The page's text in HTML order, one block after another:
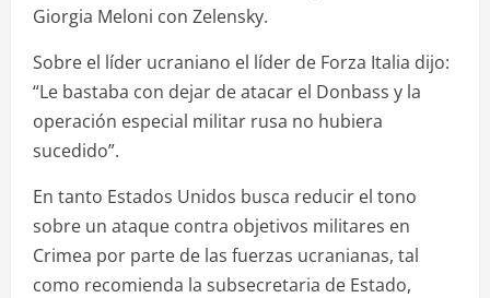
Giorgia Meloni con Zelensky.
Sobre el líder ucraniano el líder de Forza Italia dijo:
“Le bastaba con dejar de atacar el Donbass y la
operación especial militar rusa no hubiera
sucedido”.
En tanto Estados Unidos busca reducir el tono
sobre un ataque contra objetivos militares en
Crimea por parte de las fuerzas ucranianas, tal
como recomienda la subsecretaria de Estado,